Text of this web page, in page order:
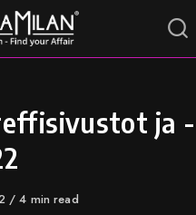
ja -
4 min read